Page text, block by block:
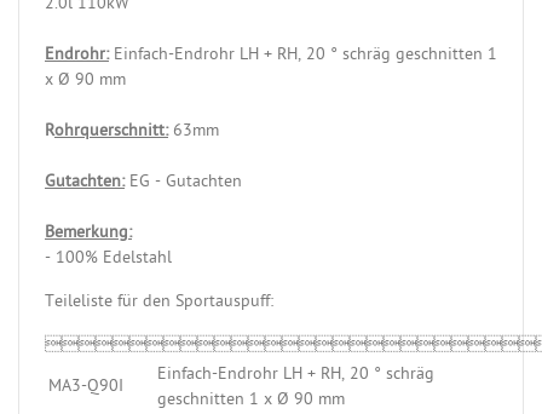
2.0l 110kW
Endrohr:Einfach-Endrohr LH + RH, 20 ° schräg geschnitten 1
x Ø 90 mm
Rohrquerschnitt:63mm
Gutachten:EG - Gutachten
Bemerkung:
- 100% Edelstahl
Teileliste für den Sportauspuff:
MA3-Q90I
Einfach-Endrohr LH + RH, 20 ° schräg
geschnitten 1 x Ø 90 mm